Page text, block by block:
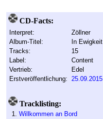
CD-Facts:
Interpret:
Zöllner
Album-Titel:
In Ewigkeit
Tracks:
15
Label:
Content
Vertrieb:
Edel
Erstveröffentlichung: 25.09.2015
Tracklisting:
1. Willkommen an Bord